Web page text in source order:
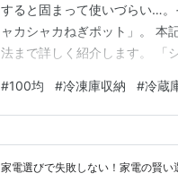
すると固まって使いづらい…
ャカシャカねぎポット」。 本
法まで詳しく紹介します。 「
ット」が話題！！ セリア『シ
ャカシャカねぎポット』の活
#100均 #冷凍庫収納 #冷蔵
家電選びで失敗しない！家電の賢い